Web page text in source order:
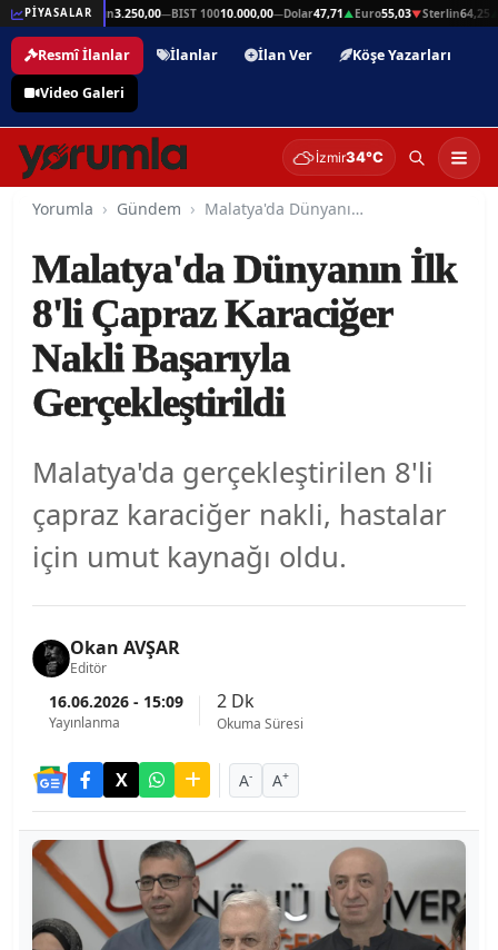
PİYASALAR
64,25▲Gram Altın3.250,00—BIST 10010.000,00—Dolar47,71▲Euro55,03▼Sterlin64,25▲
Resmî İlanlar İlanlar İlan Ver
Köşe Yazarları
Video Galeri
İzmir34°C
Yorumla Gündem Malatya'da Dünyanın İlk 8'li Çapraz Karaciğer Nakli Başarıyla Gerçekleştirildi
Malatya'da Dünyanın İlk
8'li Çapraz Karaciğer
Nakli Başarıyla
Gerçekleştirildi
Malatya'da gerçekleştirilen 8'li
çapraz karaciğer nakli, hastalar
için umut kaynağı oldu.
Okan AVŞAR
Editör
16.06.2026 - 15:09
Yayınlanma
2 Dk
Okuma Süresi
A- A+